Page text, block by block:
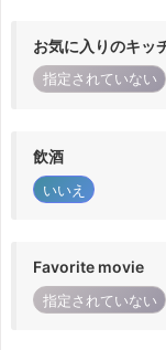
お気に入りのキッ
指定されていない
飲酒
いいえ
Favorite movie
指定されていない